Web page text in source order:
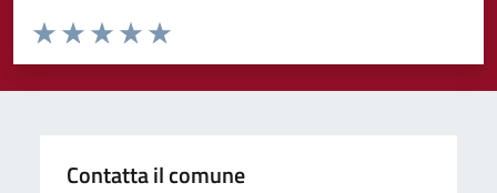
Domanda
Valuta da 1 a 5 stelle la pagina
Valuta 5 stelle su 5
Valuta 4 stelle su 5
Valuta 3 stelle su 5
Valuta 2 stelle su 5
Valuta 1 stelle su 5
Contatta il comune